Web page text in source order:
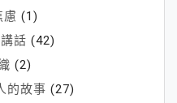
慮 (1)
話 (42)
(2)
的故事 (27)